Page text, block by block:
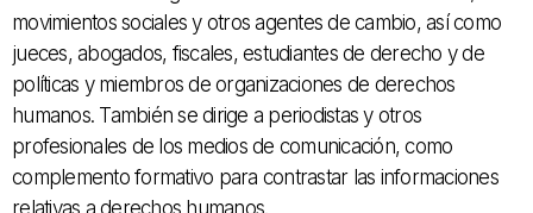
movimientos sociales y otros agentes de cambio, así como
jueces, abogados, fiscales, estudiantes de derecho y de
políticas y miembros de organizaciones de derechos
humanos. También se dirige a periodistas y otros
profesionales de los medios de comunicación, como
complemento formativo para contrastar las informaciones